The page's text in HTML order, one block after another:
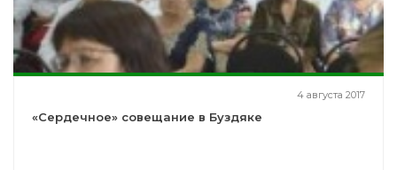
4 августа 2017
«Сердечное» совещание в Буздяке